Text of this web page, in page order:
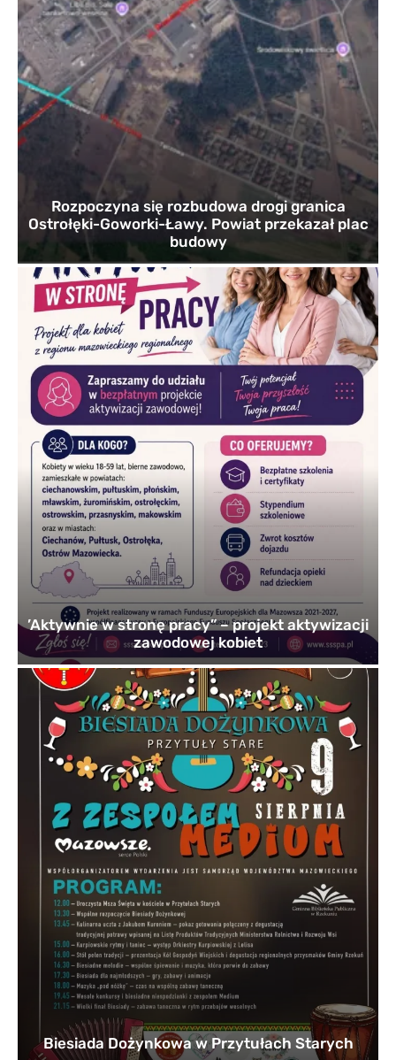
Rozpoczyna się rozbudowa drogi granica
Ostrołęki-Goworki-Ławy. Powiat przekazał plac
budowy
’Aktywnie w stronę pracy” – projekt aktywizacji
zawodowej kobiet
Biesiada Dożynkowa w Przytułach Starych